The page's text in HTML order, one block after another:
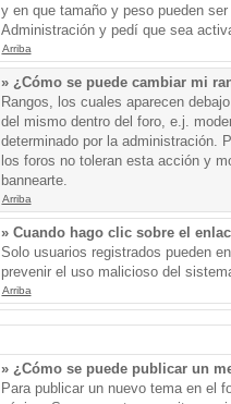
y en que tamaño y peso pueden
Administración y pedí que sea
Arriba
» ¿Cómo se puede cambiar mi
Rangos, los cuales aparecen
del mismo dentro del foro, e.j.
determinado por la administración.
los foros no toleran esta acción y
bannearte.
Arriba
» Cuando hago clic sobre el
Solo usuarios registrados pueden
prevenir el uso malicioso del
Arriba
» ¿Cómo se puede publicar un
Para publicar un nuevo tema en el